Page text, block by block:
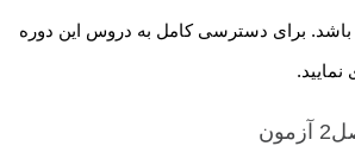
برای دسترسی کامل به دروس این دوره
نمایید.
آزمون